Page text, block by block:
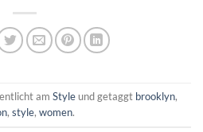
am Styleund getaggt brooklyn,
, style, women.